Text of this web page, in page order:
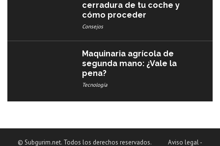
cerradura de tu coche y
cómo proceder
Consejos
Maquinaria agrícola de
segunda mano: ¿Vale la
pena?
Tecnología
© Subgurim.net. Todos los derechos reservados. Aviso legal-